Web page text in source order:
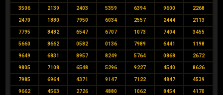
3506 2139 2403 5359 6394 9600 2268
2470 1880 7950 6034 2557 2444 2113
7795 8482 6547 6707 1073 7404 3455
5660 8662 0582 0136 7989 6441 1198
9649 6831 8957 8249 5764 0868 2672
9805 7108 6548 5296 9227 4540 8626
7985 6964 4371 9147 7122 4847 4539
9662 4563 2726 4880 1062 8454 4170